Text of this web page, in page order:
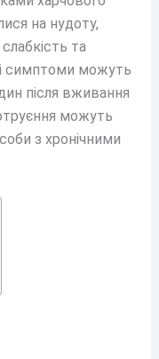
на нудоту,
та
симптоми можуть
після вживання
можуть
з хронічними